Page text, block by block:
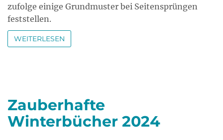
zufolge einige Grundmuster bei Seitensprüngen
feststellen.
WEITERLESEN
Zauberhafte
Winterbücher 2024